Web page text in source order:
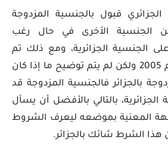
قبول بالجنسية المزدوجة
الجنسية الأخرى في حال رغب
الجنسية الجزائرية، ومع ذلك تم
إلغاء هذا القانون عام 2005 ولكن لم يتم توضيح ما إذا كان
بالجزائر فالجنسية المزدوجة قد
بالتالي بالأفضل أن يسأل
المعنية بموضعه ليعرف الشروط
هذا الشرط شائك بالجزائر.